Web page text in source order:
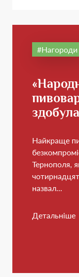
Нагороди
Найкраще
Тернополя,
назвал...
Детальніше